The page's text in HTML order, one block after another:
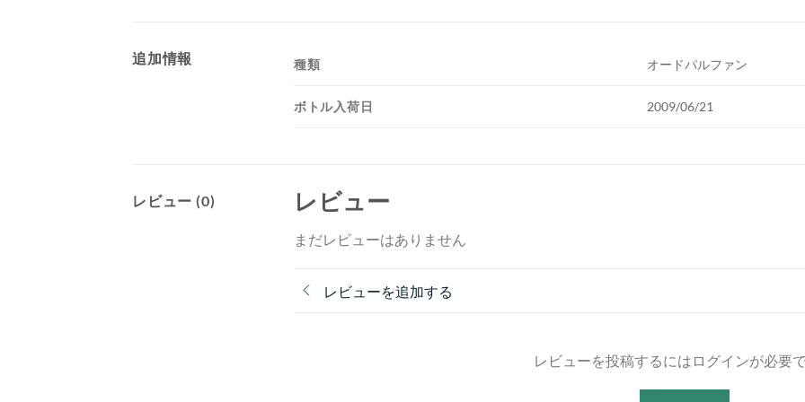
追加情報 種類 オードパルファン
ボトル入荷日 2009/06/21
レビュー (0) レビュー
まだレビューはありません
レビューを追加する
レビューを投稿するにはログインが必要